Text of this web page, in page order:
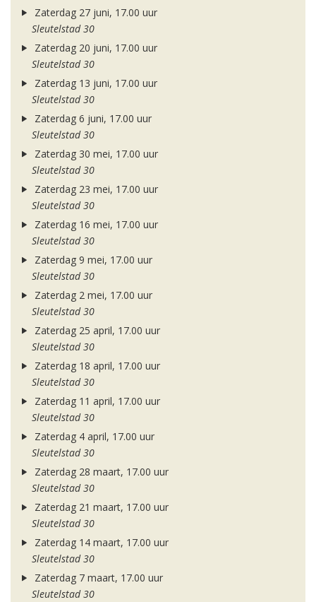
Zaterdag 27 juni, 17.00 uur
Sleutelstad 30
Zaterdag 20 juni, 17.00 uur
Sleutelstad 30
Zaterdag 13 juni, 17.00 uur
Sleutelstad 30
Zaterdag 6 juni, 17.00 uur
Sleutelstad 30
Zaterdag 30 mei, 17.00 uur
Sleutelstad 30
Zaterdag 23 mei, 17.00 uur
Sleutelstad 30
Zaterdag 16 mei, 17.00 uur
Sleutelstad 30
Zaterdag 9 mei, 17.00 uur
Sleutelstad 30
Zaterdag 2 mei, 17.00 uur
Sleutelstad 30
Zaterdag 25 april, 17.00 uur
Sleutelstad 30
Zaterdag 18 april, 17.00 uur
Sleutelstad 30
Zaterdag 11 april, 17.00 uur
Sleutelstad 30
Zaterdag 4 april, 17.00 uur
Sleutelstad 30
Zaterdag 28 maart, 17.00 uur
Sleutelstad 30
Zaterdag 21 maart, 17.00 uur
Sleutelstad 30
Zaterdag 14 maart, 17.00 uur
Sleutelstad 30
Zaterdag 7 maart, 17.00 uur
Sleutelstad 30